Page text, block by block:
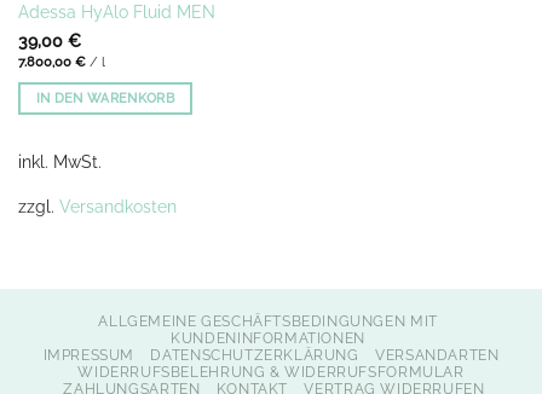
Adessa HyAlo Fluid MEN
39,00 €
7.800,00 €/ l
IN DEN WARENKORB
inkl. MwSt.
zzgl. Versandkosten
ALLGEMEINE GESCHÄFTSBEDINGUNGEN MIT
KUNDENINFORMATIONEN
IMPRESSUM
DATENSCHUTZERKLÄRUNG
VERSANDARTEN
WIDERRUFSBELEHRUNG & WIDERRUFSFORMULAR
ZAHLUNGSARTEN
KONTAKT VERTRAG WIDERRUFEN